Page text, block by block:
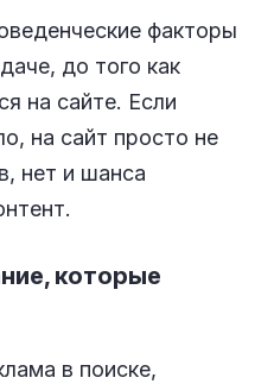
факторы
до того как
на сайте. Если
на сайт просто не
нет и шанса
которые
в поиске,